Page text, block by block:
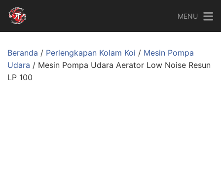
MENU
Beranda / Perlengkapan Kolam Koi / Mesin Pompa
Udara / Mesin Pompa Udara Aerator Low Noise Resun
LP 100